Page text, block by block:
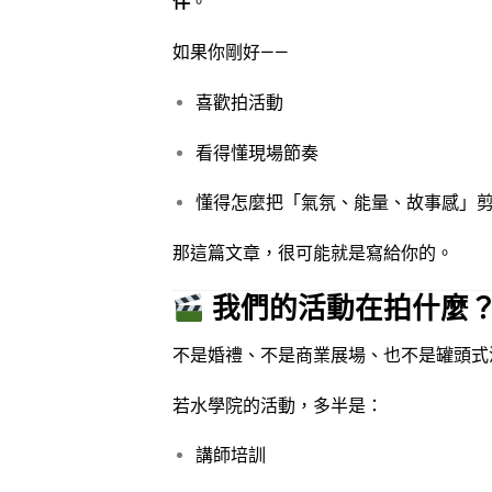
如果你剛好——
喜歡拍活動
看得懂現場節奏
懂得怎麼把「氣氛、能量、故事感」
那這篇文章，很可能就是寫給你的。
我們的活動在拍什麼？
不是婚禮、不是商業展場、也不是罐頭式
若水學院的活動，多半是：
講師培訓